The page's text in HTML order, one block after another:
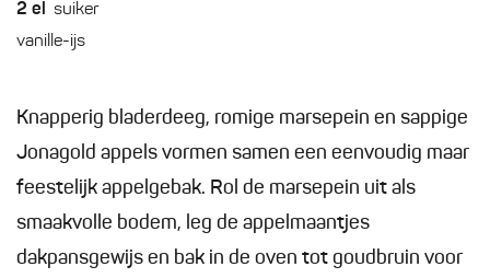
2 el suiker
vanille-ijs
Knapperig bladerdeeg, romige marsepein en sappige
Jonagold appels vormen samen een eenvoudig maar
feestelijk appelgebak. Rol de marsepein uit als
smaakvolle bodem, leg de appelmaantjes
dakpansgewijs en bak in de oven tot goudbruin voor